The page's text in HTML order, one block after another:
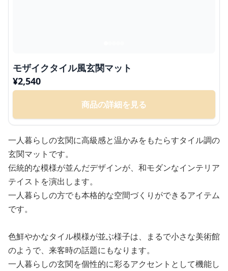
モザイクタイル風玄関マット
¥2,540
商品の詳細を見る
一人暮らしの玄関に高級感と温かみをもたらすタイル調の
玄関マットです。
伝統的な模様が並んだデザインが、和モダンなインテリア
テイストを演出します。
一人暮らしの方でも本格的な空間づくりができるアイテム
です。
色鮮やかなタイル模様が並ぶ様子は、まるで小さな美術館
のようで、来客時の話題にもなります。
一人暮らしの玄関を個性的に彩るアクセントとして機能し